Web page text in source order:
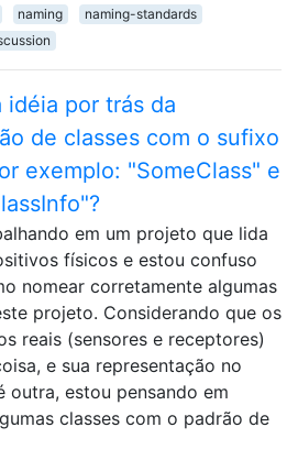
naming
naming-standards
idéia por trás da
de classes com o sufixo
exemplo: "SomeClass" e
em um projeto que lida
físicos e estou confuso
nomear corretamente algumas
projeto. Considerando que os
reais (sensores e receptores)
e sua representação no
outra, estou pensando em
classes com o padrão de